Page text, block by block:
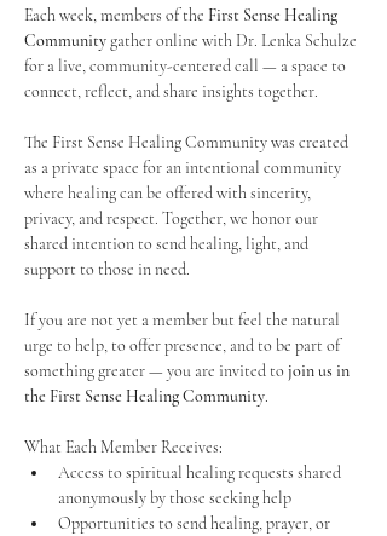
Each week, members of the First Sense Healing
Community gather online with Dr. Lenka Schulze
for a live, community-centered call — a space to
connect, reflect, and share insights together.
The First Sense Healing Community was created
as a private space for an intentional community
where healing can be offered with sincerity,
privacy, and respect. Together, we honor our
shared intention to send healing, light, and
support to those in need.
If you are not yet a member but feel the natural
urge to help, to offer presence, and to be part of
something greater — you are invited to join us in
the First Sense Healing Community.
What Each Member Receives:
Access to spiritual healing requests shared
anonymously by those seeking help
Opportunities to send healing, prayer, or